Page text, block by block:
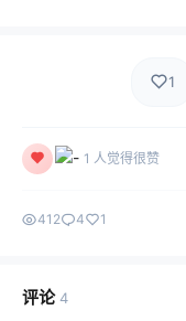
1
1 人觉得很赞
412 4 1
评论4